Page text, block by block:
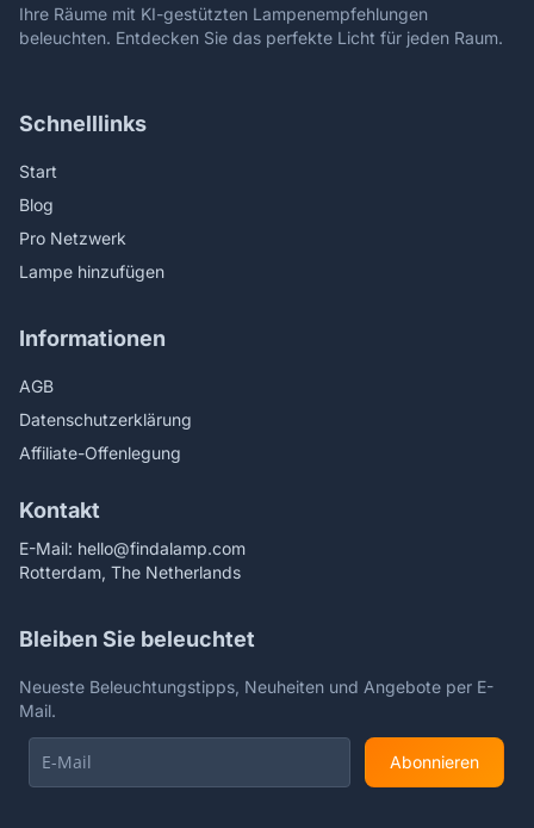
Ihre Räume mit KI-gestützten Lampenempfehlungen
beleuchten. Entdecken Sie das perfekte Licht für jeden Raum.
Schnelllinks
Start
Blog
Pro Netzwerk
Lampe hinzufügen
Informationen
AGB
Datenschutzerklärung
Affiliate-Offenlegung
Kontakt
E-Mail: hello@findalamp.com
Rotterdam, The Netherlands
Bleiben Sie beleuchtet
Neueste Beleuchtungstipps, Neuheiten und Angebote per E-
Mail.
Abonnieren